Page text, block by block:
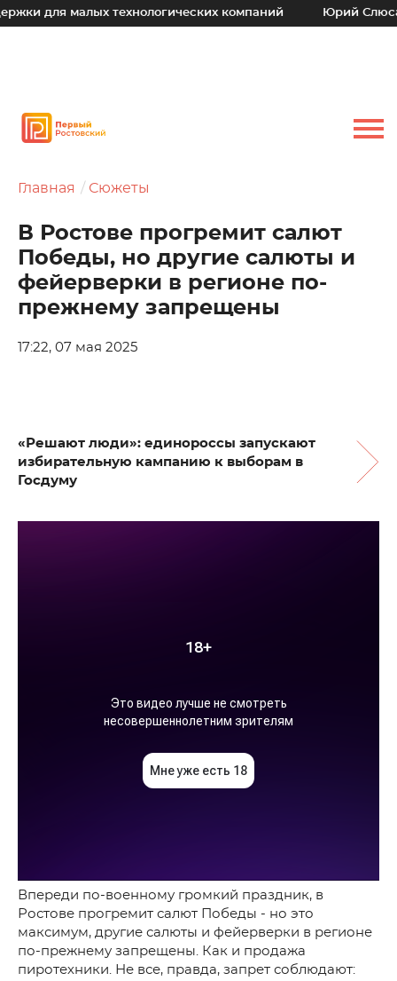
малых технологических компаний Юрий Слюсарь: Наш
Главная Сюжеты
В Ростове прогремит салют
Победы, но другие салюты и
фейерверки в регионе по-
прежнему запрещены
17:22, 07 мая 2025
«Решают люди»: единороссы запускают
избирательную кампанию к выборам в
Госдуму
Впереди по-военному громкий праздник, в
Ростове прогремит салют Победы - но это
максимум, другие салюты и фейерверки в регионе
по-прежнему запрещены. Как и продажа
пиротехники. Не все, правда, запрет соблюдают: